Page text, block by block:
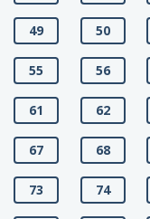
49 50
55 56
61 62
67 68
73 74